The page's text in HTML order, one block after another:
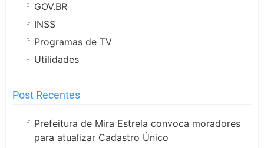
GOV.BR
INSS
Programas de TV
Utilidades
Post Recentes
Prefeitura de Mira Estrela convoca moradores
para atualizar Cadastro Único